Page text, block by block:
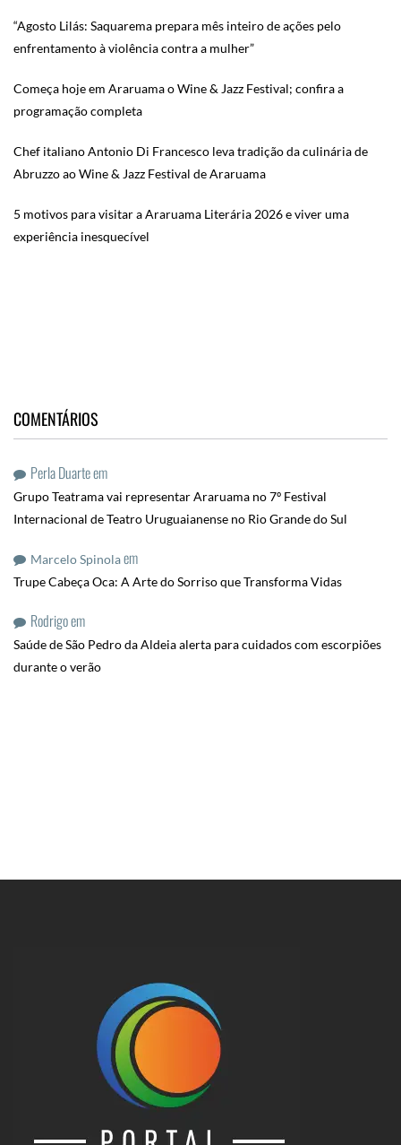
“Agosto Lilás: Saquarema prepara mês inteiro de ações pelo
enfrentamento à violência contra a mulher”
Começa hoje em Araruama o Wine & Jazz Festival; confira a
programação completa
Chef italiano Antonio Di Francesco leva tradição da culinária de
Abruzzo ao Wine & Jazz Festival de Araruama
5 motivos para visitar a Araruama Literária 2026 e viver uma
experiência inesquecível
COMENTÁRIOS
Perla Duarteem
Grupo Teatrama vai representar Araruama no 7º Festival
Internacional de Teatro Uruguaianense no Rio Grande do Sul
Marcelo Spinolaem
Trupe Cabeça Oca: A Arte do Sorriso que Transforma Vidas
Rodrigoem
Saúde de São Pedro da Aldeia alerta para cuidados com escorpiões
durante o verão